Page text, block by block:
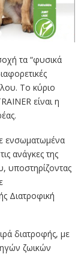
τα “φυσικά
Το κύριο
είναι η
ενσωματωμένα
ανάγκες της
υποστηρίζοντας
Διατροφική
διατροφής, με
ζωικών